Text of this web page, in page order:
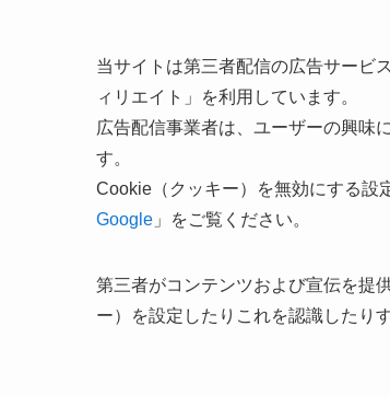
当サイトは第三者配信の広告サービ
ィリエイト」を利用しています。
広告配信事業者は、ユーザーの興味
す。
Cookie（クッキー）を無効にする設
Google 」をご覧ください。
第三者がコンテンツおよび宣伝を提
ー）を設定したりこれを認識したり